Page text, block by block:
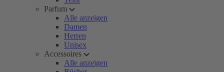
Parfum
Alle anzeigen
Damen
Herren
Unisex
Accessoires
Alle anzeigen